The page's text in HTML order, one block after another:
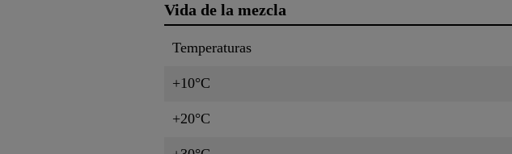
Vida de la mezcla
Temperaturas
+10°C
+20°C